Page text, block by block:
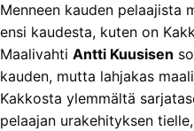
Menneen kauden pelaajista
ensi kaudesta, kuten on
Maalivahti Antti Kuusisen
kauden, mutta lahjakas
Kakkosta ylemmältä
pelaajan urakehityksen